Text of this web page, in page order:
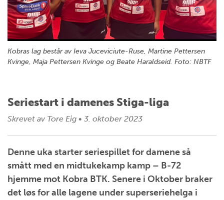
Kobras lag består av Ieva Juceviciute-Ruse, Martine Pettersen
Kvinge, Maja Pettersen Kvinge og Beate Haraldseid. Foto: NBTF
Seriestart i damenes Stiga-liga
Skrevet av Tore Eig • 3. oktober 2023
Denne uka starter seriespillet for damene så
smått med en midtukekamp kamp – B-72
hjemme mot Kobra BTK. Senere i Oktober braker
det løs for alle lagene under superseriehelga i